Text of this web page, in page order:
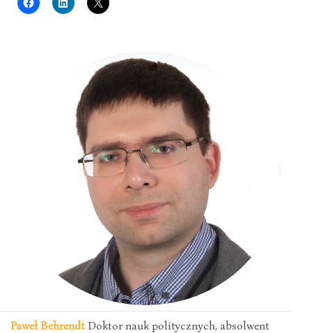
Paweł Behrendt Doktor nauk politycznych, absolwent